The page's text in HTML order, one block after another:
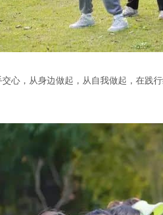
心，从身边做起，从自我做起，在践